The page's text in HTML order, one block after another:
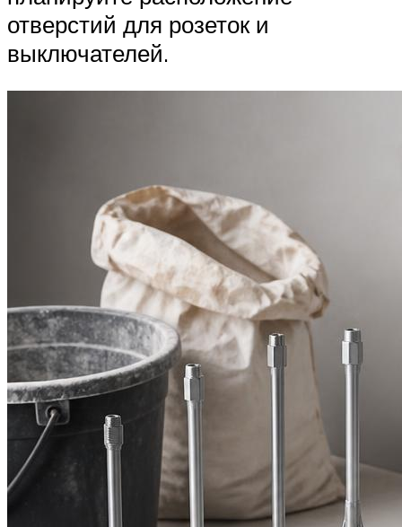
отверстий для розеток и
выключателей.